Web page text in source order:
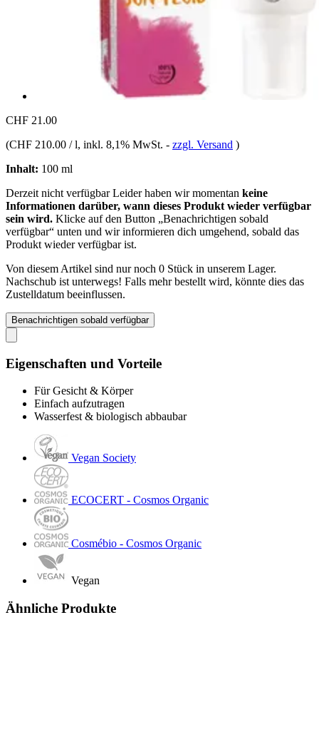
CHF 21.00
(CHF 210.00 / l, inkl. 8,1% MwSt. - zzgl. Versand )
Inhalt: 100 ml
Derzeit nicht verfügbarLeider haben wir momentan keine
Informationen darüber, wann dieses Produkt wieder verfügbar
sein wird. Klicke auf den Button „Benachrichtigen sobald
verfügbar“ unten und wir informieren dich umgehend, sobald das
Produkt wieder verfügbar ist.
Von diesem Artikel sind nur noch 0 Stück in unserem Lager.
Nachschub ist unterwegs! Falls mehr bestellt wird, könnte dies das
Zustelldatum beeinflussen.
Benachrichtigen sobald verfügbar
Eigenschaften und Vorteile
Für Gesicht & Körper
Einfach aufzutragen
Wasserfest & biologisch abbaubar
Vegan Society
ECOCERT - Cosmos Organic
Cosmébio - Cosmos Organic
Vegan
Ähnliche Produkte